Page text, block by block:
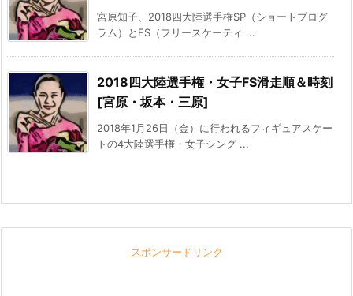
宮原知子、2018四大陸選手権SP（ショートプログ
ラム）とFS（フリースケーティ ...
2018四大陸選手権・女子FS滑走順＆時刻
[宮原・坂本・三原]
2018年1月26日（金）に行われるフィギュアスケー
トの4大陸選手権・女子シング ...
スポンサードリンク